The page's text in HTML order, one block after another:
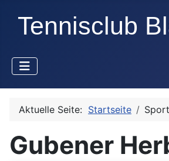
Aktuelle Seite: Startseite
Gubener